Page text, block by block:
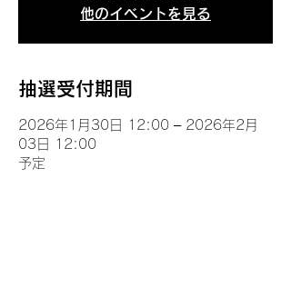
他のイベントを見る
抽選受付期間
2026年1月30日 12:00 – 2026年2月
03日 12:00
予定